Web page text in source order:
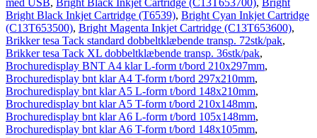
med USB, Bright Black Inkjet Cartridge (C13T653700), Bright
Bright Black Inkjet Cartridge (T6539), Bright Cyan Inkjet Cartridge
(C13T653500), Bright Magenta Inkjet Cartridge (C13T653600),
Brikker tesa Tack standard dobbeltklæbende transp. 72stk/pak,
Brikker tesa Tack XL dobbeltklæbende transp. 36stk/pak,
Brochuredisplay BNT A4 klar L-form t/bord 210x297mm,
Brochuredisplay bnt klar A4 T-form t/bord 297x210mm,
Brochuredisplay bnt klar A5 L-form t/bord 148x210mm,
Brochuredisplay bnt klar A5 T-form t/bord 210x148mm,
Brochuredisplay bnt klar A6 L-form t/bord 105x148mm,
Brochuredisplay bnt klar A6 T-form t/bord 148x105mm,